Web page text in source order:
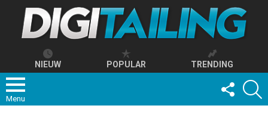
NIEUW POPULAR TRENDING
Menu
FOLLOW
US